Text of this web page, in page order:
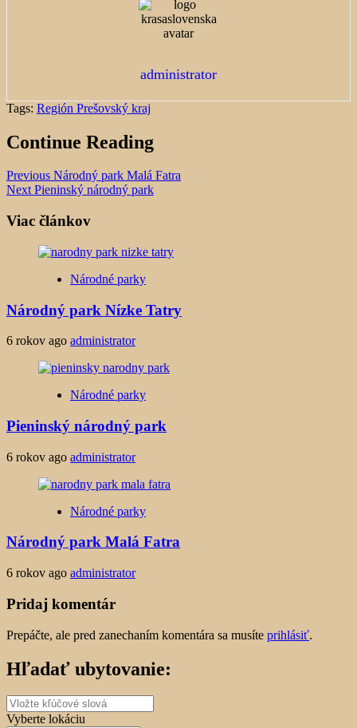
administrator
Tags: Región Prešovský kraj
Continue Reading
Previous Národný park Malá Fatra
NextPieninský národný park
Viac článkov
Národné parky
Národný park Nízke Tatry
6 rokov ago administrator
Národné parky
Pieninský národný park
6 rokov ago administrator
Národné parky
Národný park Malá Fatra
6 rokov ago administrator
Pridaj komentár
Prepáčte, ale pred zanechaním komentára sa musíte prihlásiť.
Hľadať ubytovanie:
Vyberte lokáciu